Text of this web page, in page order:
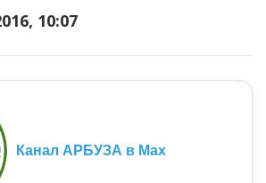
10:07
Канал АРБУЗА в Max